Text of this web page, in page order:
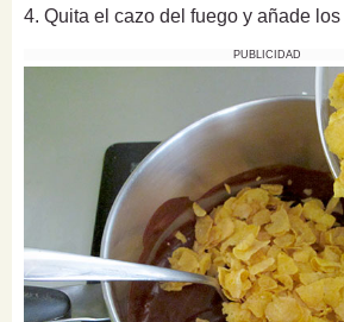
4. Quita el cazo del fuego y añade
PUBLICIDAD